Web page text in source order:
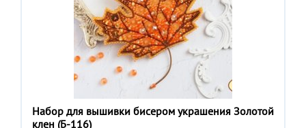
Набор для вышивки бисером украшения Золотой
клен (Б-116)